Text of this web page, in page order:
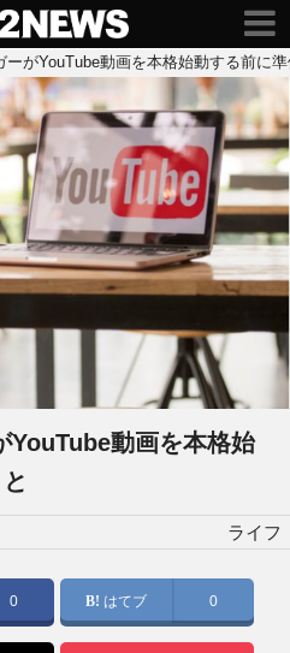
ーがYouTube動画を本格始動する前に
YouTube動画を本格始
ライフ
0 はてブ 0